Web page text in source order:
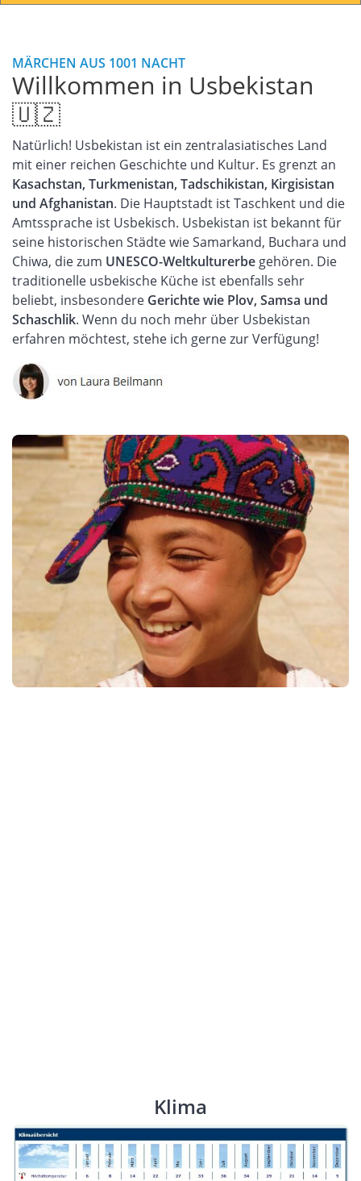
MÄRCHEN AUS 1001 NACHT
Willkommen in Usbekistan
🇺🇿
Natürlich! Usbekistan ist ein zentralasiatisches Land
mit einer reichen Geschichte und Kultur. Es grenzt an
Kasachstan, Turkmenistan, Tadschikistan, Kirgisistan
und Afghanistan. Die Hauptstadt ist Taschkent und die
Amtssprache ist Usbekisch. Usbekistan ist bekannt für
seine historischen Städte wie Samarkand, Buchara und
Chiwa, die zum UNESCO-Weltkulturerbe gehören. Die
traditionelle usbekische Küche ist ebenfalls sehr
beliebt, insbesondere Gerichte wie Plov, Samsa und
Schaschlik. Wenn du noch mehr über Usbekistan
erfahren möchtest, stehe ich gerne zur Verfügung!
Klima